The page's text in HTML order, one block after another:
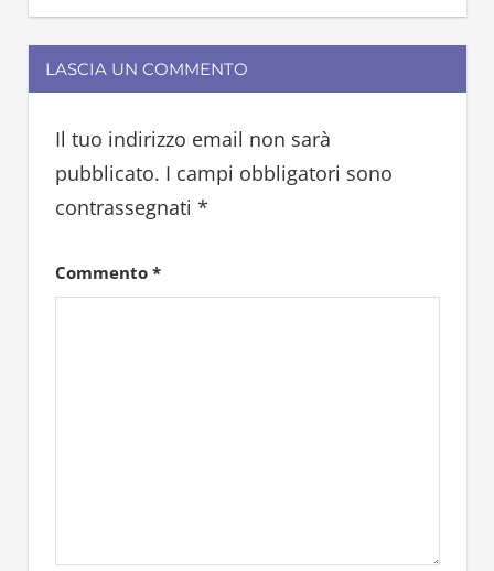
LASCIA UN COMMENTO
Il tuo indirizzo email non sarà
pubblicato. I campi obbligatori sono
contrassegnati *
Commento *